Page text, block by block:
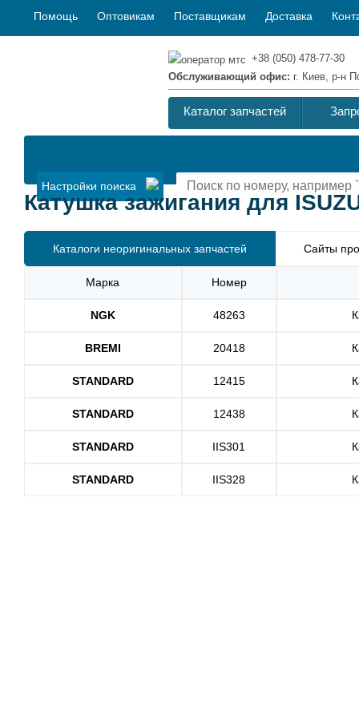
Помощь Оптовикам Поставщикам Доставка
+38 (050) 478-77-30
Обслуживающий офис: г. Киев, р-н
Каталог запчастей
Настройки поиска
Катушка зажигания для
Каталоги неоригинальных запчастей Сайты
Марка Номер
NGK 48263
BREMI 20418
STANDARD 12415
STANDARD 12438
STANDARD IIS301
STANDARD IIS328